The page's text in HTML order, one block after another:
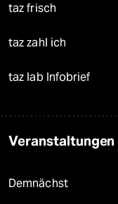
taz frisch
taz zahl ich
taz lab Infobrief
Veranstaltungen
Demnächst